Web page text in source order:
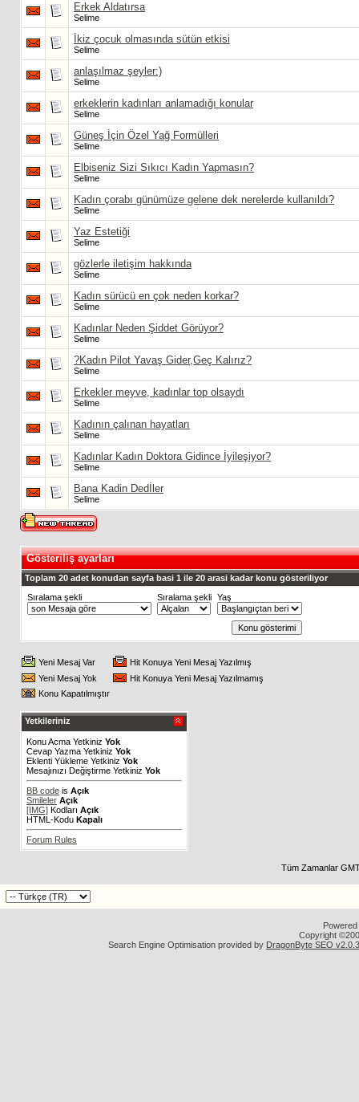
Erkek Aldatırsa
Selime
İkiz çocuk olmasında sütün etkisi
Selime
anlaşılmaz şeyler:)
Selime
erkeklerin kadınları anlamadığı konular
Selime
Güneş İçin Özel Yağ Formülleri
Selime
Elbiseniz Sizi Sıkıcı Kadın Yapmasın?
Selime
Kadın çorabı günümüze gelene dek nerelerde kullanıldı?
Selime
Yaz Estetiği
Selime
gözlerle iletişim hakkında
Selime
Kadın sürücü en çok neden korkar?
Selime
Kadınlar Neden Şiddet Görüyor?
Selime
?Kadın Pilot Yavaş Gider,Geç Kalırız?
Selime
Erkekler meyve, kadınlar top olsaydı
Selime
Kadının çalınan hayatları
Selime
Kadınlar Kadın Doktora Gidince İyileşiyor?
Selime
Bana Kadin Dedİler
Selime
Gösteriliş ayarları
Toplam 20 adet konudan sayfa basi 1 ile 20 arasi kadar konu gösteriliyor
Sıralama şekli
Sıralama şekli Yaş
Yeni Mesaj Var
Hit Konuya Yeni Mesaj Yazılmış
Yeni Mesaj Yok
Hit Konuya Yeni Mesaj Yazılmamış
Konu Kapatılmıştır
Yetkileriniz
Konu Acma Yetkiniz Yok
Cevap Yazma Yetkiniz Yok
Eklenti Yükleme Yetkiniz Yok
Mesajınızı Değiştirme Yetkiniz Yok
BB code is Açık
Smileler Açık
[IMG] Kodları Açık
HTML-Kodu Kapalı
Forum Rules
Tüm Zamanlar
Copyright
Search Engine Optimisation provided by DragonByte SEO